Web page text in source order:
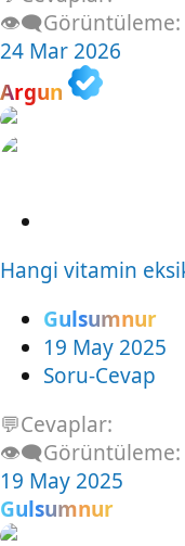
👁️‍🗨️Görüntüleme
24 Mar 2026
Argun
r
u
Hangi vitamin
Gulsumnur
19 May 2025
Soru-Cevap
💬Cevaplar
👁️‍🗨️Görüntüleme
19 May 2025
Gulsumnur